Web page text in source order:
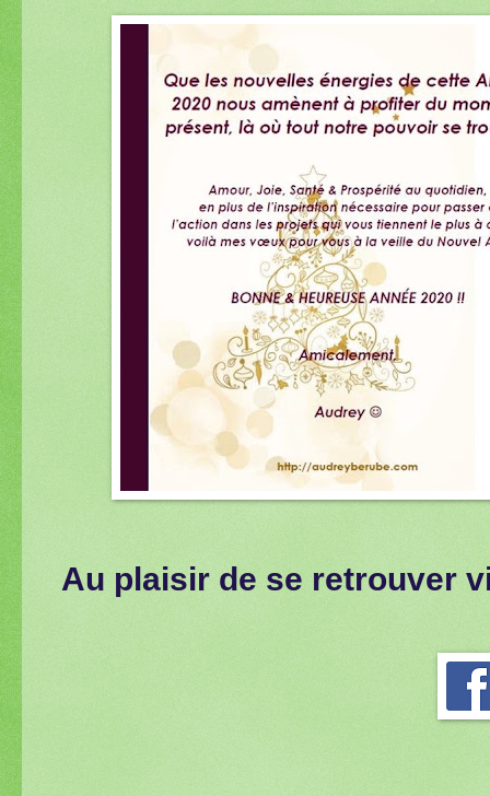
Au plaisir de se retrouver